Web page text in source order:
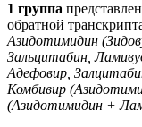
1 группа
обратной
Азидотимидин
Зальцитабин,
Адефовир,
Комбивир
(Азидотимидин +